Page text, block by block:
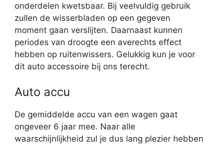
onderdelen kwetsbaar. Bij veelvuldig gebruik
zullen de wisserbladen op een gegeven
moment gaan verslijten. Daarnaast kunnen
periodes van droogte een averechts effect
hebben op ruitenwissers. Gelukkig kun je voor
dit auto accessoire bij ons terecht.
Auto accu
De gemiddelde accu van een wagen gaat
ongeveer 6 jaar mee. Naar alle
waarschijnlijkheid zul je dus lang plezier hebben